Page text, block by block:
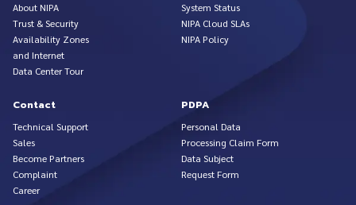
About NIPA
Trust & Security
Availability Zones
and Internet
Data Center Tour
System Status
NIPA Cloud SLAs
NIPA Policy
Contact
Technical Support
Sales
Become Partners
Complaint
Career
PDPA
Personal Data
Processing Claim Form
Data Subject
Request Form